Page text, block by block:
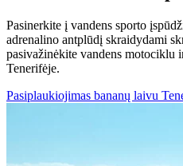
Pasinerkite į vandens sporto
adrenalino antplūdį skraidydami
pasivažinėkite vandens motociklu
Tenerifėje.
Pasiplaukiojimas bananų laivu